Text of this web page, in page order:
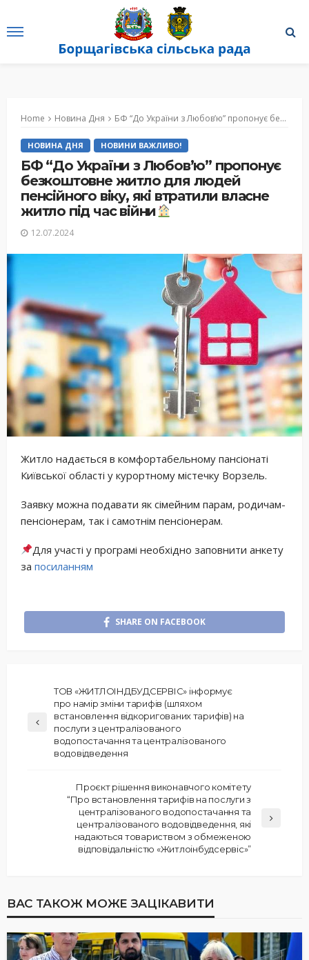
Home Новина Дня БФ “До України з Любов’‎ю” пропонує безкоштовне житло для людей пенсійного віку, які втратили власне житло під час війни
НОВИНА ДНЯ НОВИНИ ВАЖЛИВО!
БФ “До України з Любов’‎ю” пропонує
безкоштовне житло для людей
пенсійного віку, які втратили власне
житло під час війни
12.07.2024
Житло надається в комфортабельному пансіонаті
Київської області у курортному містечку Ворзель.
Заявку можна подавати як сімейним парам, родичам-
пенсіонерам, так і самотнім пенсіонерам.
Для участі у програмі необхідно заповнити анкету
за посиланням
SHARE ON FACEBOOK
ТОВ «ЖИТЛОІНДБУДСЕРВІС» інформує
про намір зміни тарифів (шляхом
встановлення відкоригованих тарифів) на
послуги з централізованого
водопостачання та централізованого
водовідведення
Проєкт рішення виконавчого комітету
“Про встановлення тарифів на послуги з
централізованого водопостачання та
централізованого водовідведення, які
надаються товариством з обмеженою
відповідальністю «Житлоінбудсервіс»”
ВАС ТАКОЖ МОЖЕ ЗАЦІКАВИТИ